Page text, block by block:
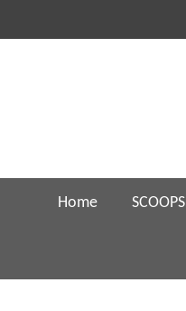
direct
Home SCOOPS